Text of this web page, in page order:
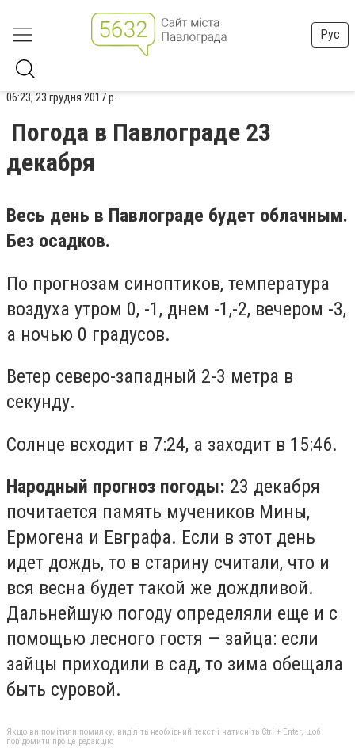
Рус
06:23, 23 грудня 2017 р.
Погода в Павлограде 23
декабря
Весь день в Павлограде будет облачным.
Без осадков.
По прогнозам синоптиков, температура
воздуха утром 0, -1, днем -1,-2, вечером -3,
а ночью 0 градусов.
Ветер северо-западный 2-3 метра в
секунду.
Солнце всходит в 7:24, а заходит в 15:46.
Народный прогноз погоды: 23 декабря
почитается память мучеников Мины,
Ермогена и Евграфа. Если в этот день
идет дождь, то в старину считали, что и
вся весна будет такой же дождливой.
Дальнейшую погоду определяли еще и с
помощью лесного гостя — зайца: если
зайцы приходили в сад, то зима обещала
быть суровой.
Якщо ви помітили помилку, виділіть необхідний текст і натисніть Ctrl + Enter, щоб
повідомити про це редакцію